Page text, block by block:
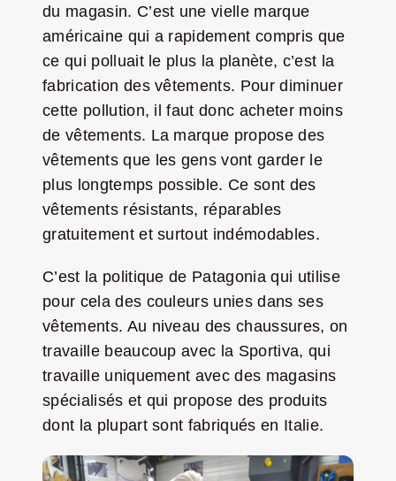
du magasin. C’est une vielle marque
américaine qui a rapidement compris que
ce qui polluait le plus la planète, c’est la
fabrication des vêtements. Pour diminuer
cette pollution, il faut donc acheter moins
de vêtements. La marque propose des
vêtements que les gens vont garder le
plus longtemps possible. Ce sont des
vêtements résistants, réparables
gratuitement et surtout indémodables.
C’est la politique de Patagonia qui utilise
pour cela des couleurs unies dans ses
vêtements. Au niveau des chaussures, on
travaille beaucoup avec la Sportiva, qui
travaille uniquement avec des magasins
spécialisés et qui propose des produits
dont la plupart sont fabriqués en Italie.